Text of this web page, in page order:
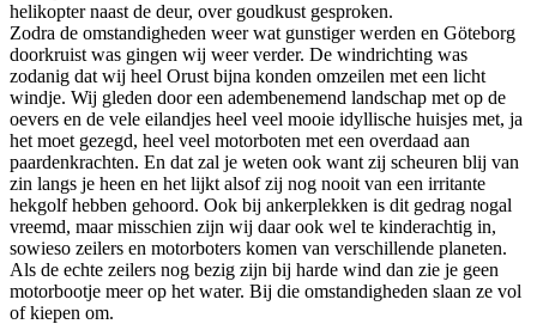
helikopter naast de deur, over goudkust gesproken.
Zodra de omstandigheden weer wat gunstiger werden en Göteborg
doorkruist was gingen wij weer verder. De windrichting was
zodanig dat wij heel Orust bijna konden omzeilen met een licht
windje. Wij gleden door een adembenemend landschap met op de
oevers en de vele eilandjes heel veel mooie idyllische huisjes met, ja
het moet gezegd, heel veel motorboten met een overdaad aan
paardenkrachten. En dat zal je weten ook want zij scheuren blij van
zin langs je heen en het lijkt alsof zij nog nooit van een irritante
hekgolf hebben gehoord. Ook bij ankerplekken is dit gedrag nogal
vreemd, maar misschien zijn wij daar ook wel te kinderachtig in,
sowieso zeilers en motorboters komen van verschillende planeten.
Als de echte zeilers nog bezig zijn bij harde wind dan zie je geen
motorbootje meer op het water. Bij die omstandigheden slaan ze vol
of kiepen om.